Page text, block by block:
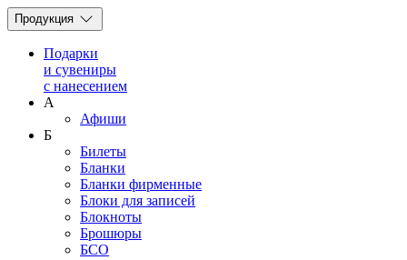
Продукция
Подарки
и сувениры
с нанесением
А
Афиши
Б
Билеты
Бланки
Бланки фирменные
Блоки для записей
Блокноты
Брошюры
БСО